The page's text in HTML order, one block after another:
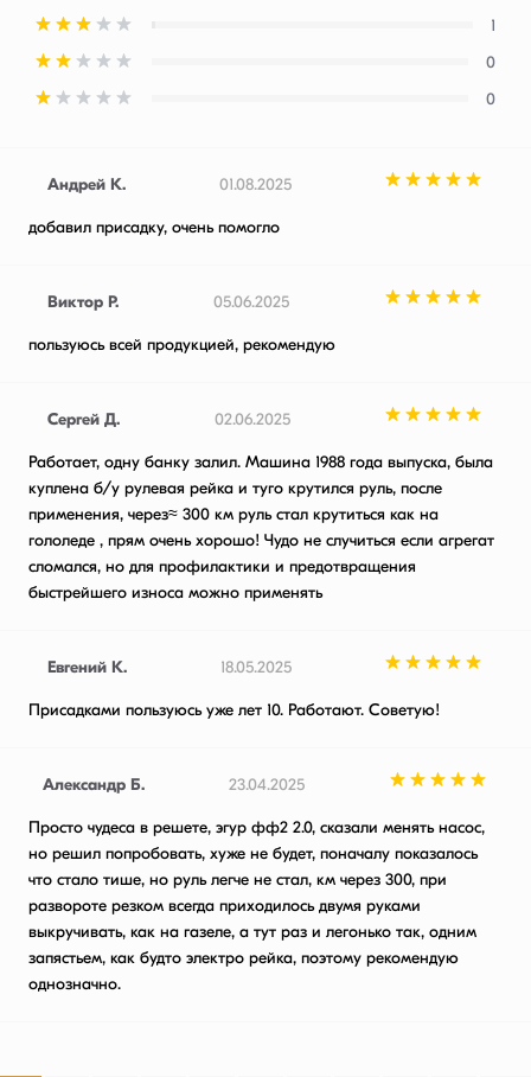
1
0
0
Андрей К. 01.08.2025
добавил присадку, очень помогло
Виктор Р. 05.06.2025
пользуюсь всей продукцией, рекомендую
Сергей Д. 02.06.2025
Работает, одну банку залил. Машина 1988 года выпуска, была
куплена б/у рулевая рейка и туго крутился руль, после
применения, через≈ 300 км руль стал крутиться как на
гололеде , прям очень хорошо! Чудо не случиться если агрегат
сломался, но для профилактики и предотвращения
быстрейшего износа можно применять
Евгений К. 18.05.2025
Присадками пользуюсь уже лет 10. Работают. Советую!
Александр Б. 23.04.2025
Просто чудеса в решете, эгур фф2 2.0, сказали менять насос,
но решил попробовать, хуже не будет, поначалу показалось
что стало тише, но руль легче не стал, км через 300, при
развороте резком всегда приходилось двумя руками
выкручивать, как на газеле, а тут раз и легонько так, одним
запястьем, как будто электро рейка, поэтому рекомендую
однозначно.